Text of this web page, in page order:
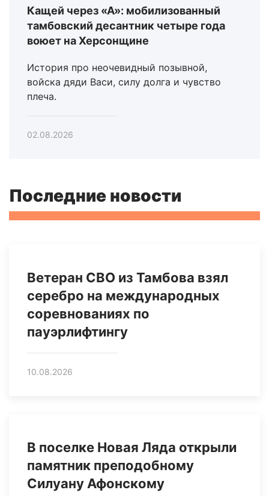
Кащей через «А»: мобилизованный
тамбовский десантник четыре года
воюет на Херсонщине
История про неочевидный позывной,
войска дяди Васи, силу долга и чувство
плеча.
02.08.2026
Последние новости
Ветеран СВО из Тамбова взял
серебро на международных
соревнованиях по
пауэрлифтингу
10.08.2026
В поселке Новая Ляда открыли
памятник преподобному
Силуану Афонскому